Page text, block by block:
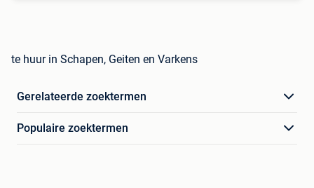
te huur in Schapen, Geiten en Varkens
Gerelateerde zoektermen
Populaire zoektermen